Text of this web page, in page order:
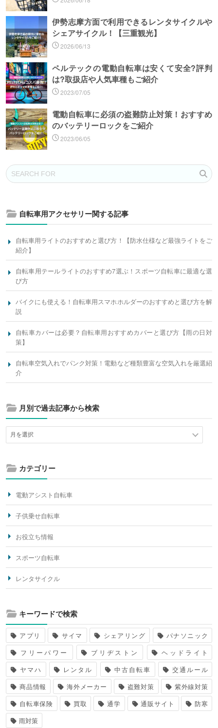
伊勢志摩方面で利用できるレンタサイクルや
シェアサイクル！【三重観光】
2026/06/13
ペルテックの電動自転車は安くて安全?評判
は?取扱店や人気車種もご紹介
2023/07/05
電動自転車に必須の盗難防止対策！おすすめ
のバッテリーロックをご紹介
2023/06/05
自転車用アクセサリー関する記事
自転車用ライトのおすすめと選び方！【防水仕様など最強ライトをご
紹介】
自転車用テールライトのおすすめ7選ぶ！スポーツ自転車に最適な選
び方
バイクにも使える！自転車用スマホホルダーのおすすめと選び方を解
説
自転車カバーは必要？自転車用おすすめカバーと選び方【雨の日対
策】
自転車空気入れでパンク対策！電動など種類豊富な空気入れを厳選紹
介
月別で過去記事から検索
カテゴリー
電動アシスト自転車
子供乗せ自転車
お役立ち情報
スポーツ自転車
レンタサイクル
キーワードで検索
アプリ サイマ シェアリング
パナソニック
フリーパワー
ブリヂストン
ヘッドライト
ヤマハ
レンタル 中古自転車
交通ルール
商品情報
海外メーカー 盗難対策
紫外線対策
自転車保険
買取 通学 通販サイト
防寒
雨対策